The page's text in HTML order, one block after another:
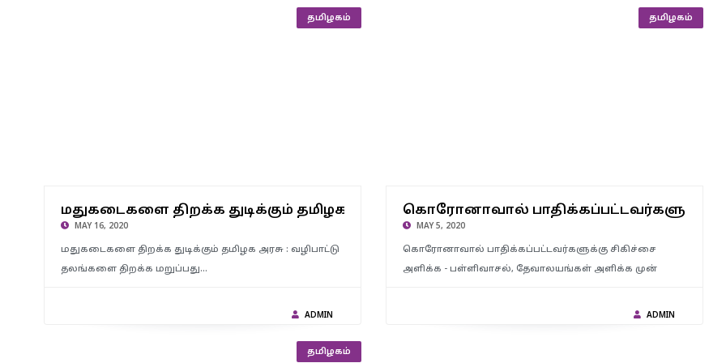
தலங்களை திறக்க மறுப்பது ஏன் ? தமிழ்நாடு முஸ்லிம் லீக்
கேள்வி..?
தமிழகம்
மதுகடைகளை திறக்க துடிக்கும் தமிழக அரசு : வ
MAY 16, 2020
மதுகடைகளை திறக்க துடிக்கும் தமிழக அரசு : வழிபாட்டு
தலங்களை திறக்க மறுப்பது…
ADMIN
பள்ளிவாசல், தேவாலயங்கள் அளிக்க முன் வர வேண்டும் :
விஎம்எஸ்.முஸ்தபா வேண்டுகோள்..!!
தமிழகம்
கொரோனாவால் பாதிக்கப்பட்டவர்களுக்கு
MAY 5, 2020
கொரோனாவால் பாதிக்கப்பட்டவர்களுக்கு சிகிச்சை
அளிக்க - பள்ளிவாசல், தேவாலயங்கள் அளிக்க முன்
ADMIN
தமிழகம்